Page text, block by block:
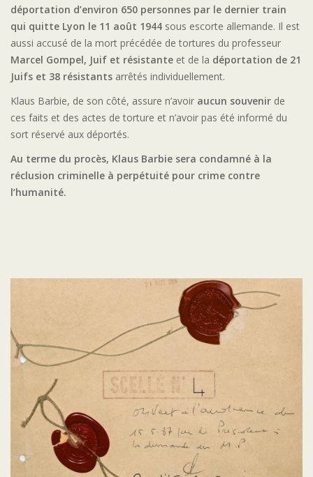
déportation d’environ 650 personnes par le dernier train
qui quitte Lyon le 11 août 1944 sous escorte allemande. Il est
aussi accusé de la mort précédée de tortures du professeur
Marcel Gompel, Juif et résistante et de la déportation de 21
Juifs et 38 résistants arrêtés individuellement.
Klaus Barbie, de son côté, assure n’avoir aucun souvenir de
ces faits et des actes de torture et n’avoir pas été informé du
sort réservé aux déportés.
Au terme du procès, Klaus Barbie sera condamné à la
réclusion criminelle à perpétuité pour crime contre
l’humanité.